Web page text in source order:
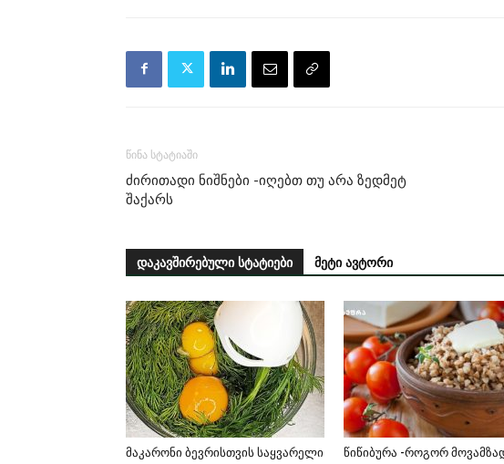
წინა სტატიაში
ძირითადი ნიშნები -იღებთ თუ არა ზედმეტ
შაქარს
დაკავშირებული სტატიები მეტი ავტორი
მაკარონი ბევრისთვის საყვარელი
წიწიბურა -როგორ